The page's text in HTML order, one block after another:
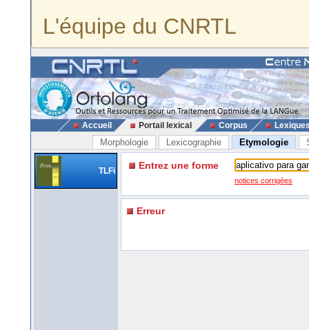
L'équipe du CNRTL
Accueil Portail lexical Corpus
Morphologie Lexicographie Etymologie
TLFi Entrez une forme
notices corrigées
Erreur